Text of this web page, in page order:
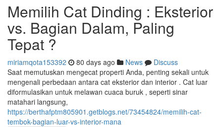
Memilih Cat Dinding : Eksterior
vs. Bagian Dalam, Paling
Tepat ?
miriamqota153392 80 days ago News
Discuss
Saat memutuskan mengecat properti Anda, penting sekali untuk
mengenali perbedaan antara cat eksterior dan interior . Cat luar
diformulasikan untuk melawan cuaca buruk , seperti sinar
matahari langsung,
https://berthafptm805901.getblogs.net/73454824/memilih-cat-
tembok-bagian-luar-vs-interior-mana